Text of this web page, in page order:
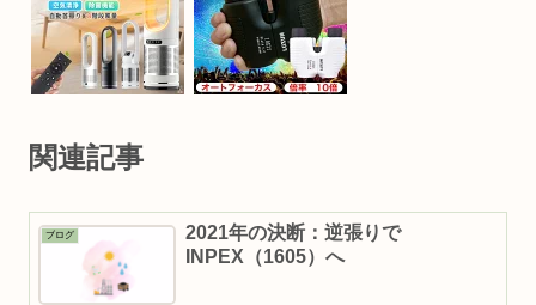
関連記事
ブログ
2021年の決断：逆張りで
INPEX（1605）へ